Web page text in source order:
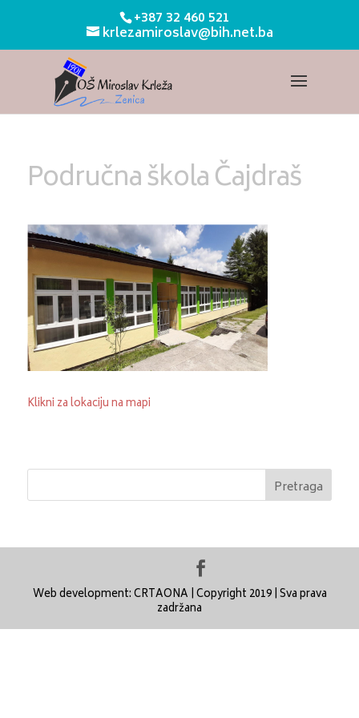
+387 32 460 521
krlezamiroslav@bih.net.ba
Područna škola Čajdraš
Klikni za lokaciju na mapi
Web development: CRTAONA | Copyright 2019 | Sva prava
zadržana